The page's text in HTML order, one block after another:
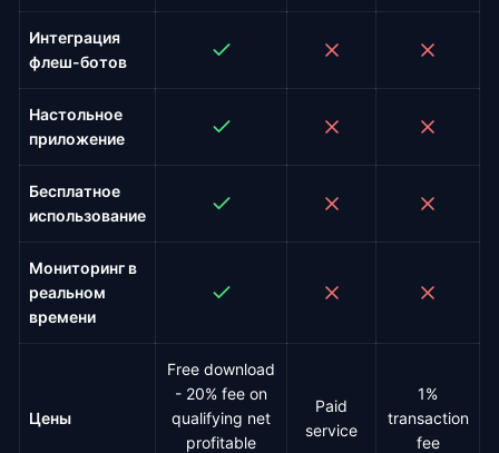
Интеграция
флеш-ботов
Настольное
приложение
Бесплатное
использование
Мониторинг в
реальном
времени
Цены
Free download
- 20% fee on
qualifying net
profitable
Paid
service
1%
transaction
fee